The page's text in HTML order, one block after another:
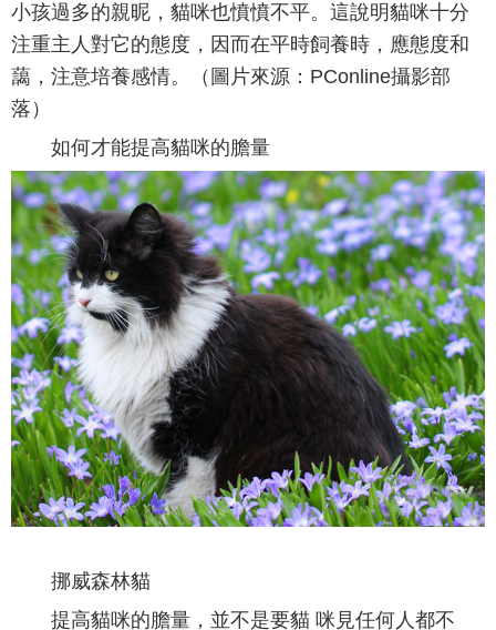
小孩過多的親昵，貓咪也憤憤不平。這說明貓咪十分
注重主人對它的態度，因而在平時飼養時，應態度和
藹，注意培養感情。（圖片來源：PConline攝影部
落）
如何才能提高貓咪的膽量
挪威森林貓
提高貓咪的膽量，並不是要貓 咪見任何人都不